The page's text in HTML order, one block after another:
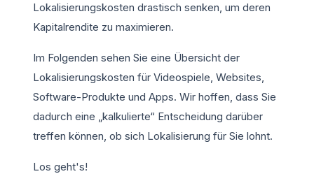
Lokalisierungskosten drastisch senken, um deren
Kapitalrendite zu maximieren.
Im Folgenden sehen Sie eine Übersicht der
Lokalisierungskosten für Videospiele, Websites,
Software-Produkte und Apps. Wir hoffen, dass Sie
dadurch eine „kalkulierte“ Entscheidung darüber
treffen können, ob sich Lokalisierung für Sie lohnt.
Los geht's!